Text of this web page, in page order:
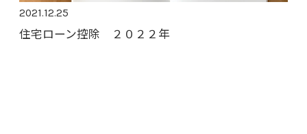
2021.12.25
住宅ローン控除 ２０２２年